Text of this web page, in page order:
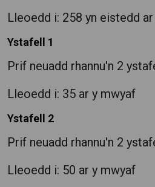
Lleoedd i: 258 yn eistedd
Ystafell 1
Prif neuadd rhannu'n 2
Lleoedd i: 35 ar y mwyaf
Ystafell 2
Prif neuadd rhannu'n 2
Lleoedd i: 50 ar y mwyaf